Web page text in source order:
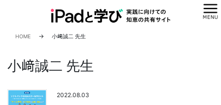
HOME 小﨑誠二 先生
小﨑誠二 先生
2022.08.03